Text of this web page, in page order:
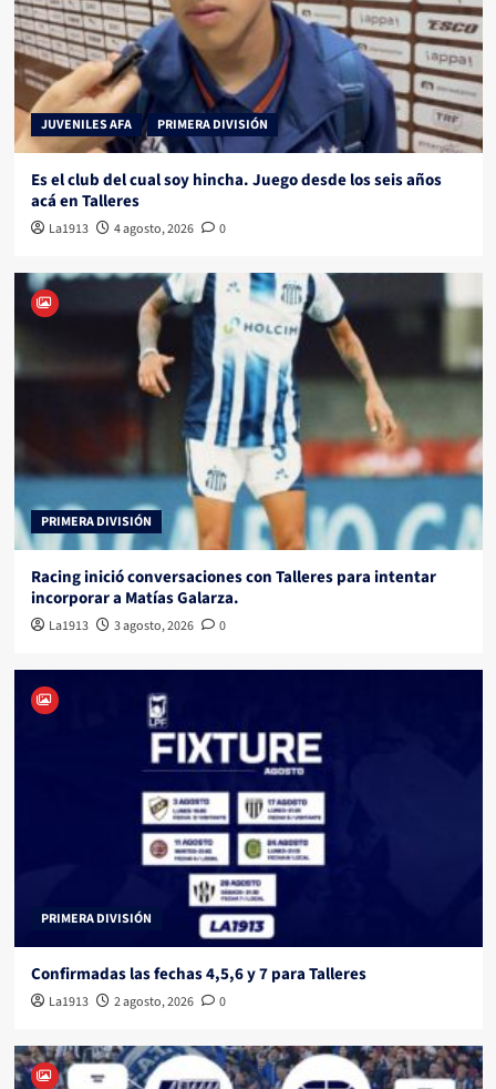
JUVENILES AFA PRIMERA DIVISIÓN
Es el club del cual soy hincha. Juego desde los seis años
acá en Talleres
La1913 4 agosto, 2026 0
PRIMERA DIVISIÓN
Racing inició conversaciones con Talleres para intentar
incorporar a Matías Galarza.
La1913 3 agosto, 2026 0
PRIMERA DIVISIÓN
Confirmadas las fechas 4,5,6 y 7 para Talleres
La1913 2 agosto, 2026 0